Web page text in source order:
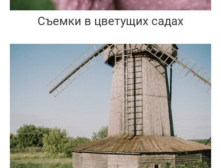
Съемки в цветущих садах